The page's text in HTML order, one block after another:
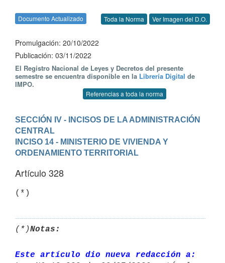
Documento Actualizado Toda la Norma Ver Imagen del D.O.
Promulgación: 20/10/2022
Publicación: 03/11/2022
El Registro Nacional de Leyes y Decretos del presente
semestre se encuentra disponible en la Librería Digital de
IMPO.
Referencias a toda la norma
SECCIÓN IV - INCISOS DE LA ADMINISTRACIÓN
CENTRAL
INCISO 14 - MINISTERIO DE VIVIENDA Y
ORDENAMIENTO TERRITORIAL
Artículo 328
(*)
(*)Notas:
Este artículo dio nueva redacción a: